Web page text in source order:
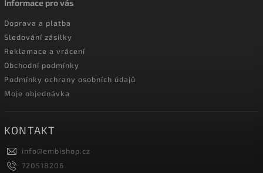
Informace pro vás
Doprava a platba
Sledování zásilky
Reklamace a vrácení
Obchodní podmínky
Podmínky ochrany osobních údajů
Moje objednávka
KONTAKT
info@embishop.cz
720518206